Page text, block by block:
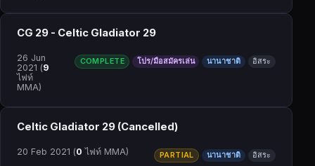
26 Jun
2021 (9
ไฟท์
MMA)
CG 29 - Celtic Gladiator 29
COMPLETE โปร/มือสมัครเล่น นานาชาติ อิสระ
20 Feb 2021 (0 ไฟท์ MMA)
Celtic Gladiator 29 (Cancelled)
PARTIAL นานาชาติ อิสระ